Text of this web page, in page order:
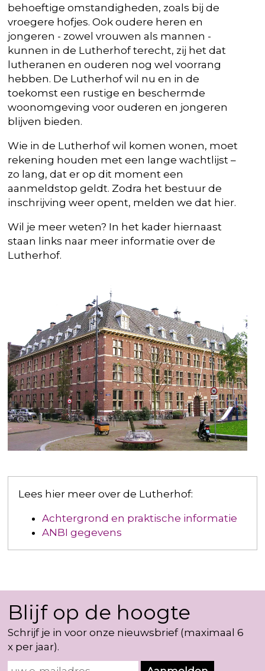
behoeftige omstandigheden, zoals bij de
vroegere hofjes. Ook oudere heren en
jongeren - zowel vrouwen als mannen -
kunnen in de Lutherhof terecht, zij het dat
lutheranen en ouderen nog wel voorrang
hebben. De Lutherhof wil nu en in de
toekomst een rustige en beschermde
woonomgeving voor ouderen en jongeren
blijven bieden.
Wie in de Lutherhof wil komen wonen, moet
rekening houden met een lange wachtlijst –
zo lang, dat er op dit moment een
aanmeldstop geldt. Zodra het bestuur de
inschrijving weer opent, melden we dat hier.
Wil je meer weten? In het kader hiernaast
staan links naar meer informatie over de
Lutherhof.
Lees hier meer over de Lutherhof:
Achtergrond en praktische informatie
ANBI gegevens
Blijf op de hoogte
Schrijf je in voor onze nieuwsbrief (maximaal 6
x per jaar).